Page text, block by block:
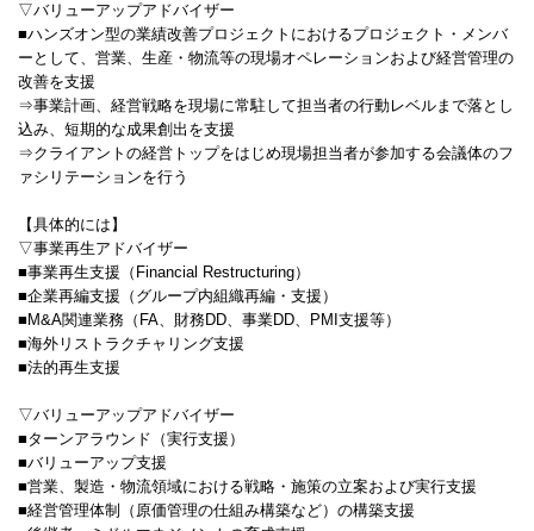
▽バリューアップアドバイザー
■ハンズオン型の業績改善プロジェクトにおけるプロジェクト・メンバ
ーとして、営業、生産・物流等の現場オペレーションおよび経営管理の
改善を支援
⇒事業計画、経営戦略を現場に常駐して担当者の行動レベルまで落とし
込み、短期的な成果創出を支援
⇒クライアントの経営トップをはじめ現場担当者が参加する会議体のフ
ァシリテーションを行う
【具体的には】
▽事業再生アドバイザー
■事業再生支援（Financial Restructuring）
■企業再編支援（グループ内組織再編・支援）
■M&A関連業務（FA、財務DD、事業DD、PMI支援等）
■海外リストラクチャリング支援
■法的再生支援
▽バリューアップアドバイザー
■ターンアラウンド（実行支援）
■バリューアップ支援
■営業、製造・物流領域における戦略・施策の立案および実行支援
■経営管理体制（原価管理の仕組み構築など）の構築支援